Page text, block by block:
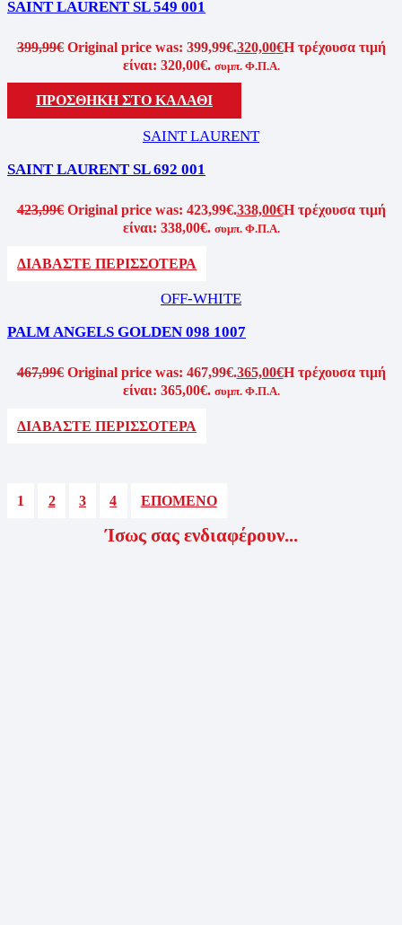
SAINT LAURENT SL 549 001
399,99€ Original price was: 399,99€.320,00€Η τρέχουσα τιμή
είναι: 320,00€. συμπ. Φ.Π.Α.
ΠΡΟΣΘΗΚΗ ΣΤΟ ΚΑΛΑΘΙ
SAINT LAURENT
SAINT LAURENT SL 692 001
423,99€ Original price was: 423,99€.338,00€Η τρέχουσα τιμή
είναι: 338,00€. συμπ. Φ.Π.Α.
ΔΙΑΒΑΣΤΕ ΠΕΡΙΣΣΟΤΕΡΑ
OFF-WHITE
PALM ANGELS GOLDEN 098 1007
467,99€ Original price was: 467,99€.365,00€Η τρέχουσα τιμή
είναι: 365,00€. συμπ. Φ.Π.Α.
ΔΙΑΒΑΣΤΕ ΠΕΡΙΣΣΟΤΕΡΑ
1 2 3 4 ΕΠΟΜΕΝΟ
Ίσως σας ενδιαφέρουν...